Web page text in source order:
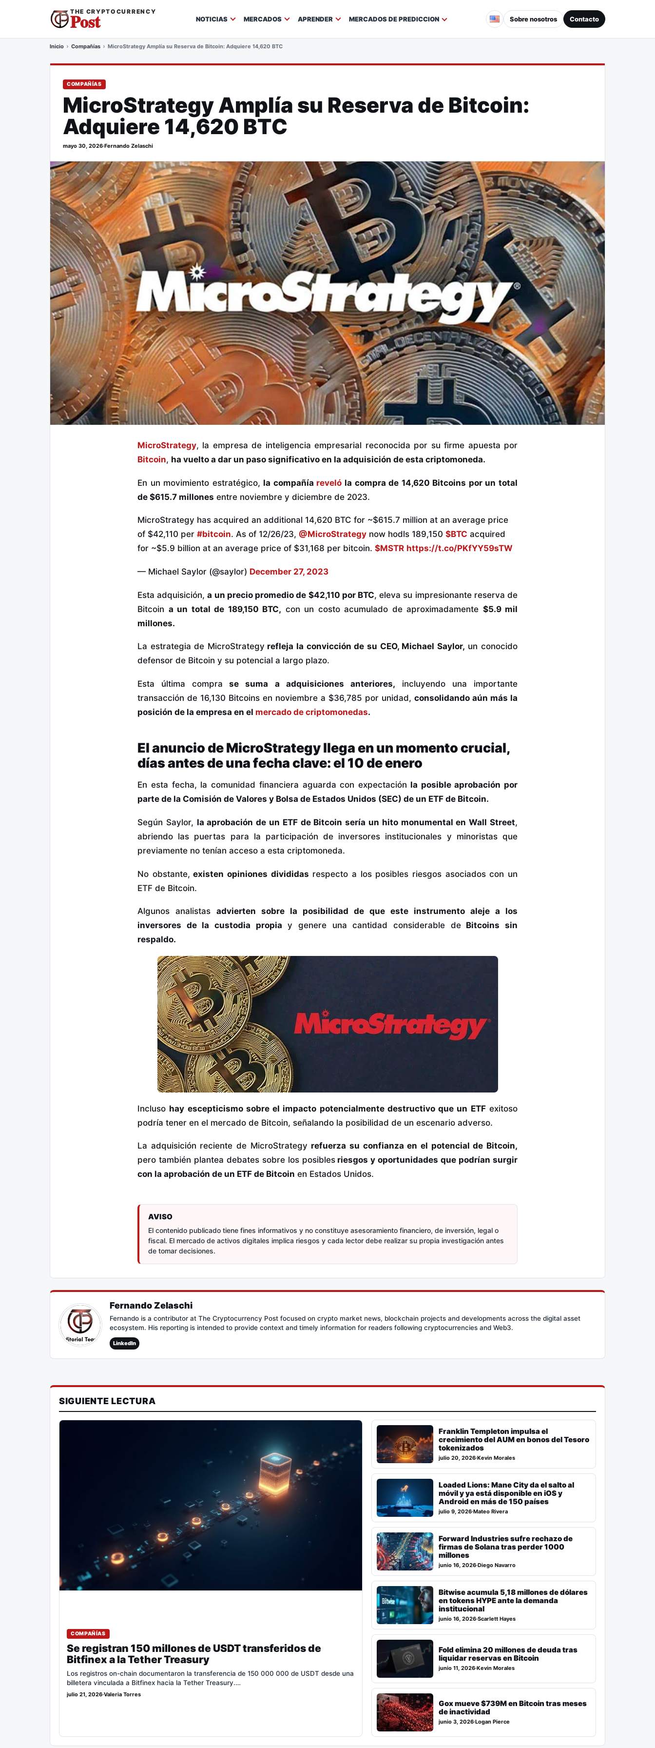
THE CRYPTOCURRENCY
Post NOTICIAS MERCADOS APRENDER MERCADOS DE PREDICCION Sobre nosotros Contacto
Inicio Compañías MicroStrategy Amplía su Reserva de Bitcoin: Adquiere 14,620 BTC
COMPAÑÍAS
MicroStrategy Amplía su Reserva de Bitcoin:
Adquiere 14,620 BTC
mayo 30, 2026·Fernando Zelaschi
MicroStrategy, la empresa de inteligencia empresarial reconocida por su firme apuesta por
Bitcoin, ha vuelto a dar un paso significativo en la adquisición de esta criptomoneda.
En un movimiento estratégico, la compañía reveló la compra de 14,620 Bitcoins por un total
de $615.7 millones entre noviembre y diciembre de 2023.
MicroStrategy has acquired an additional 14,620 BTC for ~$615.7 million at an average price
of $42,110 per #bitcoin. As of 12/26/23, @MicroStrategy now hodls 189,150 $BTC acquired
for ~$5.9 billion at an average price of $31,168 per bitcoin. $MSTR https://t.co/PKfYY59sTW
— Michael Saylor (@saylor) December 27, 2023
Esta adquisición,a un precio promedio de $42,110 por BTC, eleva su impresionante reserva de
Bitcoin a un total de 189,150 BTC, con un costo acumulado de aproximadamente $5.9 mil
millones.
La estrategia de MicroStrategy refleja la convicción de su CEO, Michael Saylor, un conocido
defensor de Bitcoin y su potencial a largo plazo.
Esta última compra se suma a adquisiciones anteriores, incluyendo una importante
transacción de 16,130 Bitcoins en noviembre a $36,785 por unidad, consolidando aún más la
posición de la empresa en el mercado de criptomonedas.
El anuncio de MicroStrategy llega en un momento crucial,
días antes de una fecha clave: el 10 de enero
En esta fecha, la comunidad financiera aguarda con expectación la posible aprobación por
parte de la Comisión de Valores y Bolsa de Estados Unidos (SEC) de un ETF de Bitcoin.
Según Saylor, la aprobación de un ETF de Bitcoin sería un hito monumental en Wall Street,
abriendo las puertas para la participación de inversores institucionales y minoristas que
previamente no tenían acceso a esta criptomoneda.
No obstante, existen opiniones divididas respecto a los posibles riesgos asociados con un
ETF de Bitcoin.
Algunos analistas advierten sobre la posibilidad de que este instrumento aleje a los
inversores de la custodia propia y genere una cantidad considerable deBitcoins sin
respaldo.
Incluso hay escepticismo sobre el impacto potencialmente destructivo que un ETFexitoso
podría tener en el mercado de Bitcoin, señalando la posibilidad de un escenario adverso.
La adquisición reciente de MicroStrategy refuerza su confianza en el potencial de Bitcoin,
pero también plantea debates sobre los posiblesriesgos y oportunidades que podrían surgir
con la aprobación de un ETF de Bitcoin en Estados Unidos.
AVISO
El contenido publicado tiene fines informativos y no constituye asesoramiento financiero, de inversión, legal o
fiscal. El mercado de activos digitales implica riesgos y cada lector debe realizar su propia investigación antes
de tomar decisiones.
Fernando Zelaschi
Fernando is a contributor at The Cryptocurrency Post focused on crypto market news, blockchain projects and developments across the digital asset
ecosystem. His reporting is intended to provide context and timely information for readers following cryptocurrencies and Web3.
LinkedIn
SIGUIENTE LECTURA
COMPAÑÍAS
Se registran 150 millones de USDT transferidos de
Bitfinex a la Tether Treasury
Los registros on-chain documentaron la transferencia de 150 000 000 de USDT desde una
billetera vinculada a Bitfinex hacia la Tether Treasury.…
julio 21, 2026·Valeria Torres
Franklin Templeton impulsa el
crecimiento del AUM en bonos del Tesoro
tokenizados
julio 20, 2026·Kevin Morales
Loaded Lions: Mane City da el salto al
móvil y ya está disponible en iOS y
Android en más de 150 países
julio 9, 2026·Mateo Rivera
Forward Industries sufre rechazo de
firmas de Solana tras perder 1000
millones
junio 16, 2026·Diego Navarro
Bitwise acumula 5,18 millones de dólares
en tokens HYPE ante la demanda
institucional
junio 16, 2026·Scarlett Hayes
Fold elimina 20 millones de deuda tras
liquidar reservas en Bitcoin
junio 11, 2026·Kevin Morales
Gox mueve $739M en Bitcoin tras meses
de inactividad
junio 3, 2026·Logan Pierce